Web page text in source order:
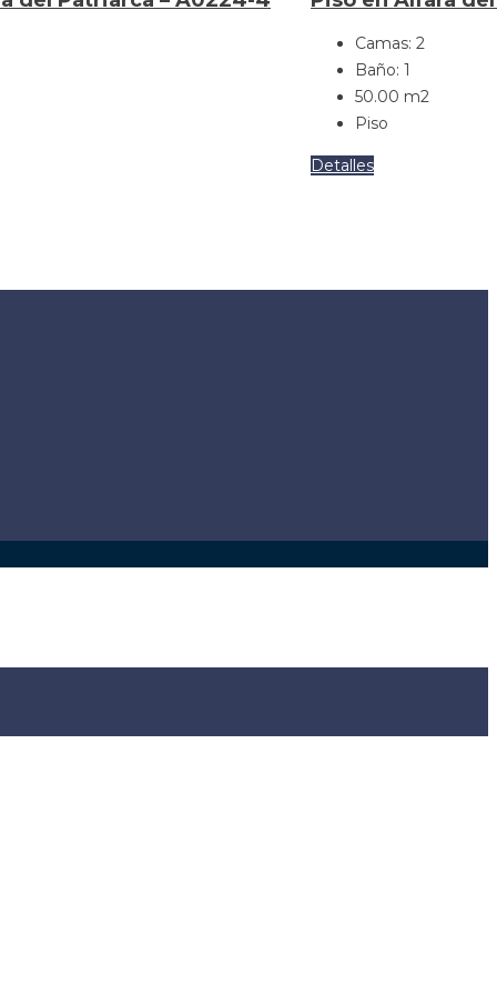
Camas: 2
Baño: 1
50.00 m2
Piso
Detalles